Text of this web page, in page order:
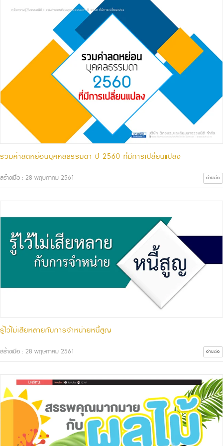
รวมค่าลดหย่อนบุคคลธรรมดา ปี 2560 ที่มีการเปลี่ยนแปลง
สร้างเมื่อ : 28 พฤษภาคม 2561 อ่านต่อ
รู้ไว้ไม่เสียหลายกับการจำหน่ายหนี้สูญ
สร้างเมื่อ : 28 พฤษภาคม 2561 อ่านต่อ